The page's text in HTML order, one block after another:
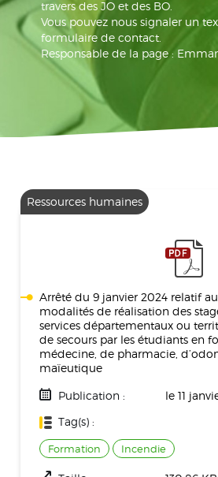
travers des JO et des BO.
Vous pouvez nous signaler un
formulaire de contact.
Responsable de la page :
Ressources humaines
Arrêté du 9 janvier 2024 relatif
modalités de réalisation des
services départementaux ou
de secours par les étudiants en
médecine, de pharmacie,
maïeutique
Publication :
le 11
Tag(s) :
Formation Incendie